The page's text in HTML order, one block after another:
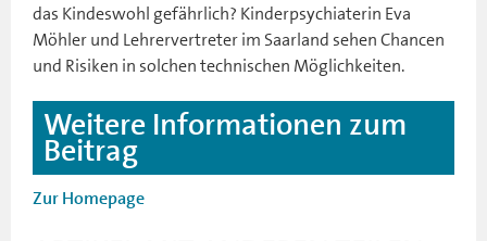
das Kindeswohl gefährlich? Kinderpsychiaterin Eva
Möhler und Lehrervertreter im Saarland sehen Chancen
und Risiken in solchen technischen Möglichkeiten.
Weitere Informationen zum
Beitrag
Zur Homepage